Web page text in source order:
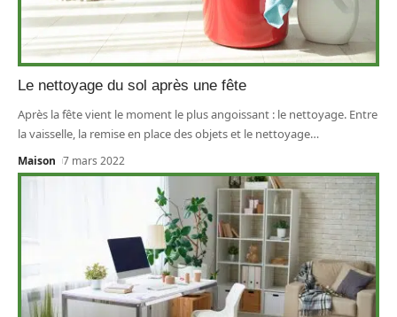
Le nettoyage du sol après une fête
Après la fête vient le moment le plus angoissant : le nettoyage. Entre
la vaisselle, la remise en place des objets et le nettoyage…
Maison 7 mars 2022